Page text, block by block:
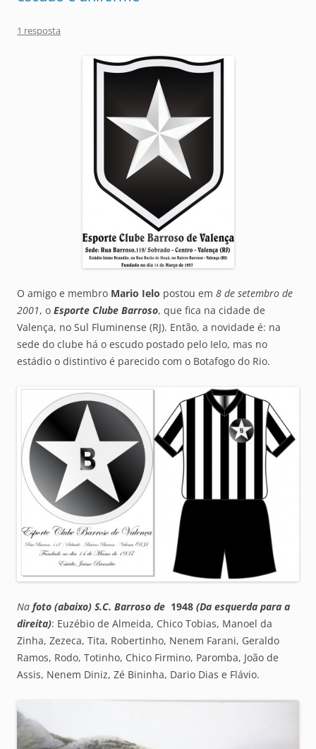
1 resposta
O amigo e membro Mario Ielo postou em 8 de setembro de
2001, o Esporte Clube Barroso, que fica na cidade de
Valença, no Sul Fluminense (RJ). Então, a novidade é: na
sede do clube há o escudo postado pelo Ielo, mas no
estádio o distintivo é parecido com o Botafogo do Rio.
Na foto (abaixo) S.C. Barroso de 1948 (Da esquerda para a
direita): Euzébio de Almeida, Chico Tobias, Manoel da
Zinha, Zezeca, Tita, Robertinho, Nenem Farani, Geraldo
Ramos, Rodo, Totinho, Chico Firmino, Paromba, João de
Assis, Nenem Diniz, Zé Bininha, Dario Dias e Flávio.